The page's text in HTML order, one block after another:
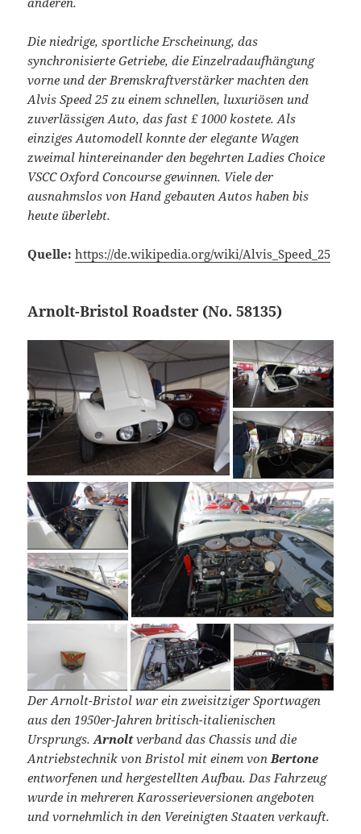
Die niedrige, sportliche Erscheinung, das
synchronisierte Getriebe, die Einzelradaufhängung
vorne und der Bremskraftverstärker machten den
Alvis Speed 25 zu einem schnellen, luxuriösen und
zuverlässigen Auto, das fast £ 1000 kostete. Als
einziges Automodell konnte der elegante Wagen
zweimal hintereinander den begehrten Ladies Choice
VSCC Oxford Concourse gewinnen. Viele der
ausnahmslos von Hand gebauten Autos haben bis
heute überlebt.
Quelle: https://de.wikipedia.org/wiki/Alvis_Speed_25
Arnolt-Bristol Roadster (No. 58135)
Der Arnolt-Bristol war ein zweisitziger Sportwagen
aus den 1950er-Jahren britisch-italienischen
Ursprungs.Arnoltverband das Chassis und die
Antriebstechnik von Bristol mit einem vonBertone
entworfenen und hergestellten Aufbau. Das Fahrzeug
wurde in mehreren Karosserieversionen angeboten
und vornehmlich in den Vereinigten Staaten verkauft.